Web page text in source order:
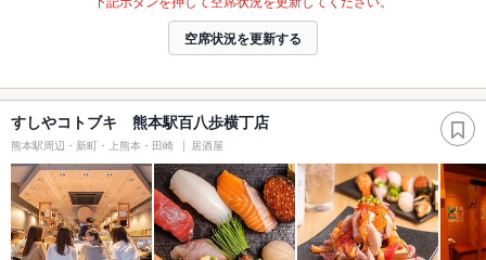
空席状況を更新する
すしやコトブキ 熊本駅百八歩横丁店
熊本駅周辺・新町・上熊本・田崎 居酒屋